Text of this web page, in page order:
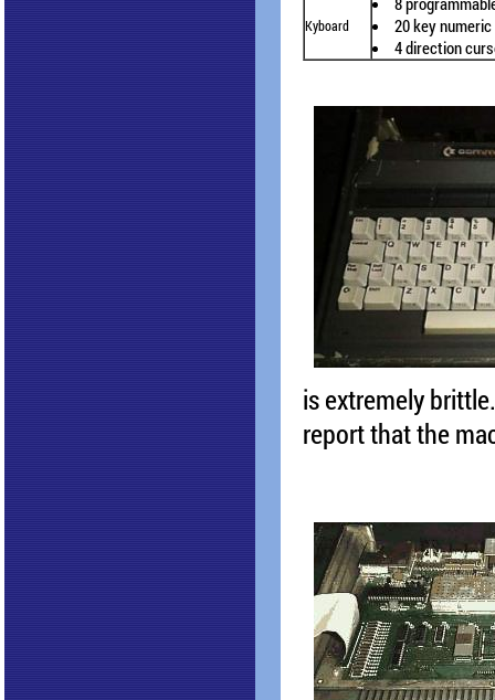
Kyboard
20 key
4 direction
is extremely
report that the